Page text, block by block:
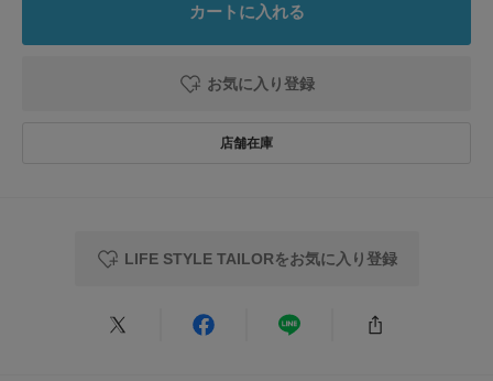
カートに入れる
お気に入り登録
LIFE STYLE TAILORをお気に入り登録